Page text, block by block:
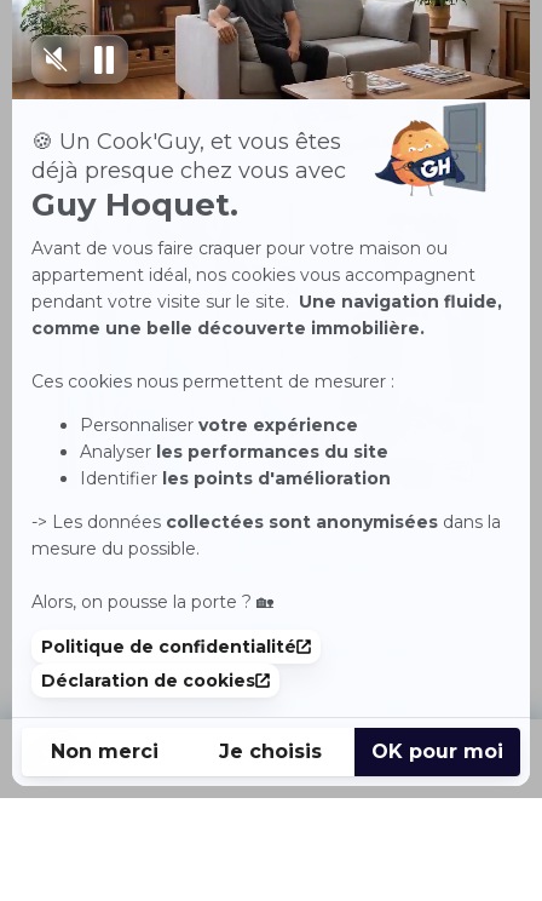
Accueil Acheter Louer Vendre Menu
MANDAT EXCLUSIF OU
MANDAT SIMPLE : POUR
POUR VENDRE SON BIEN
APPEL À UN AGENT POUR
VENDRE SON BIEN